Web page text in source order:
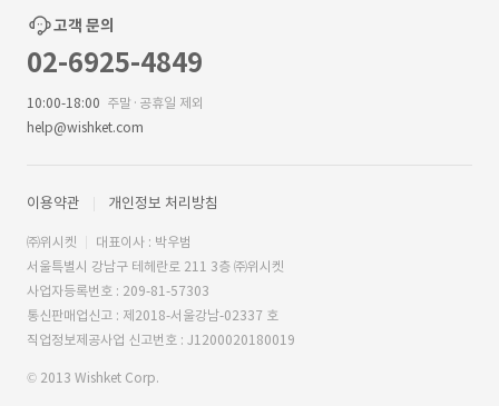
고객 문의
02-6925-4849
10:00-18:00 주말·공휴일 제외
help@wishket.com
이용약관 개인정보 처리방침
㈜위시켓
대표이사 : 박우범
서울특별시 강남구 테헤란로 211 3층 ㈜위시켓
사업자등록번호 : 209-81-57303
통신판매업신고 : 제2018-서울강남-02337 호
직업정보제공사업 신고번호 : J1200020180019
© 2013 Wishket Corp.